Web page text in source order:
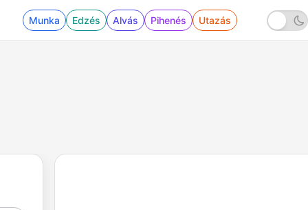
Munka Edzés Alvás Pihenés Utazás